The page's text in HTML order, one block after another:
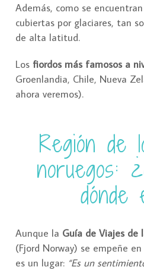
Además, como se
cubiertas por glaciares, tan
de alta latitud.
Los fiordos más famosos a
Groenlandia, Chile, Nueva
ahora veremos).
Región de
noruegos:
dónde
Aunque la Guía de Viajes de
(Fjord Norway) se empeñe
es un lugar: “Es un